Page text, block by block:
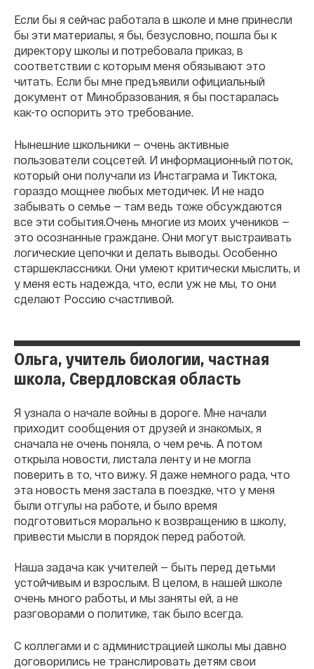
Если бы я сейчас работала в школе и мне принесли
бы эти материалы, я бы, безусловно, пошла бы к
директору школы и потребовала приказ, в
соответствии с которым меня обязывают это
читать. Если бы мне предъявили официальный
документ от Минобразования, я бы постаралась
как-то оспорить это требование.
Нынешние школьники — очень активные
пользователи соцсетей. И информационный поток,
который они получали из Инстаграма и Тиктока,
гораздо мощнее любых методичек. И не надо
забывать о семье — там ведь тоже обсуждаются
все эти события.Очень многие из моих учеников —
это осознанные граждане. Они могут выстраивать
логические цепочки и делать выводы. Особенно
старшеклассники. Они умеют критически мыслить, и
у меня есть надежда, что, если уж не мы, то они
сделают Россию счастливой.
Ольга, учитель биологии, частная
школа, Свердловская область
Я узнала о начале войны в дороге. Мне начали
приходит сообщения от друзей и знакомых, я
сначала не очень поняла, о чем речь. А потом
открыла новости, листала ленту и не могла
поверить в то, что вижу. Я даже немного рада, что
эта новость меня застала в поездке, что у меня
были отгулы на работе, и было время
подготовиться морально к возвращению в школу,
привести мысли в порядок перед работой.
Наша задача как учителей — быть перед детьми
устойчивым и взрослым. В целом, в нашей школе
очень много работы, и мы заняты ей, а не
разговорами о политике, так было всегда.
С коллегами и с администрацией школы мы давно
договорились не транслировать детям свои